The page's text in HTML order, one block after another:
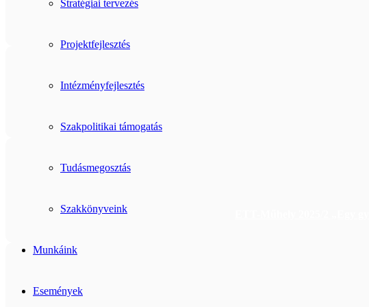
Stratégiai tervezés
Projektfejlesztés
Intézményfejlesztés
Szakpolitikai támogatás
Tudásmegosztás
Szakkönyveink
Munkáink
Események